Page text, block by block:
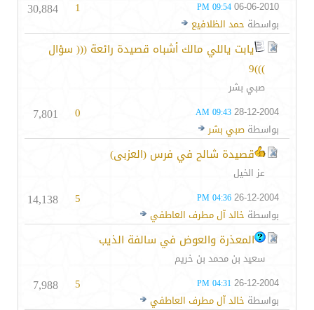
06-06-2010
09:54 PM
بواسطة حمد الظلافيع
1
30,884
يابت ياللي مالك أشباه قصيدة رائعة ((( سؤال
)))9
صبي بشر
28-12-2004
09:43 AM
بواسطة صبي بشر
0
7,801
قصيدة شالح في فرس (العزبى)
عز الخيل
26-12-2004
04:36 PM
بواسطة خالد آل مطرف العاطفي
5
14,138
المعذرة والعوض في سالفة الذيب
سعيد بن محمد بن خريم
26-12-2004
04:31 PM
بواسطة خالد آل مطرف العاطفي
5
7,988